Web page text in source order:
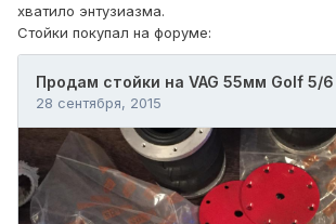
хватило энтузиазма.
Стойки покупал на форуме: